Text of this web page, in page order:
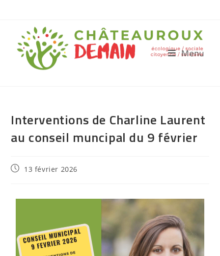
Menu
Interventions de Charline Laurent
au conseil muncipal du 9 février
13 février 2026